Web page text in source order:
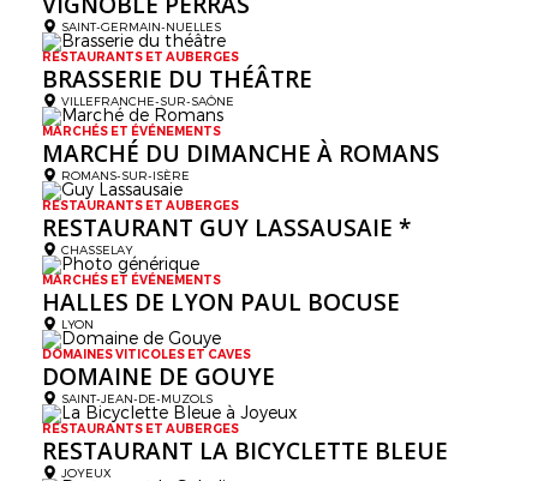
SAINT-GERMAIN-NUELLES
RESTAURANTS ET AUBERGES
BRASSERIE DU THÉÂTRE
VILLEFRANCHE-SUR-SAÔNE
MARCHÉS ET ÉVÉNEMENTS
MARCHÉ DU DIMANCHE À ROMANS
ROMANS-SUR-ISÈRE
RESTAURANTS ET AUBERGES
RESTAURANT GUY LASSAUSAIE *
CHASSELAY
MARCHÉS ET ÉVÉNEMENTS
HALLES DE LYON PAUL BOCUSE
LYON
DOMAINES VITICOLES ET CAVES
DOMAINE DE GOUYE
SAINT-JEAN-DE-MUZOLS
RESTAURANTS ET AUBERGES
RESTAURANT LA BICYCLETTE BLEUE
JOYEUX